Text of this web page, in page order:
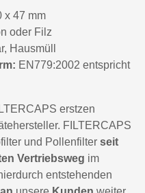
x 47 mm
oder Filz
Hausmüll
EN779:2002 entspricht
erstzen
FILTERCAPS
und Pollenfilter seit
Vertriebsweg im
entstehenden